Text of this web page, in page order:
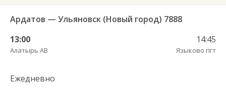
Ардатов — Ульяновск (Новый город) 7888
13:00
Алатырь АВ
14:45
Языково пгт
Ежедневно